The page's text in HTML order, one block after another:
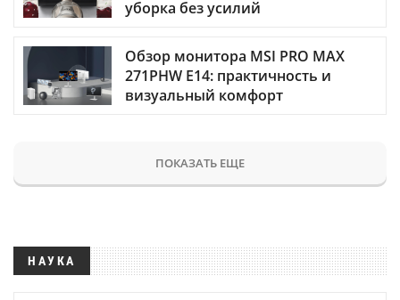
уборка без усилий
Обзор монитора MSI PRO MAX
271PHW E14: практичность и
визуальный комфорт
ПОКАЗАТЬ ЕЩЕ
НАУКА